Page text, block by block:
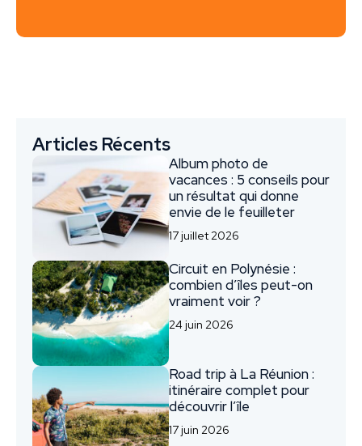
Articles Récents
Album photo de
vacances : 5 conseils pour
un résultat qui donne
envie de le feuilleter
17 juillet 2026
Circuit en Polynésie :
combien d’îles peut-on
vraiment voir ?
24 juin 2026
Road trip à La Réunion :
itinéraire complet pour
découvrir l’île
17 juin 2026